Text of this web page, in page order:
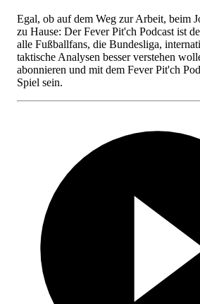
Egal, ob auf dem Weg zur Arbeit, beim
zu Hause: Der Fever Pit'ch Podcast ist
alle Fußballfans, die Bundesliga,
taktische Analysen besser verstehen
abonnieren und mit dem Fever Pit'ch
Spiel sein.